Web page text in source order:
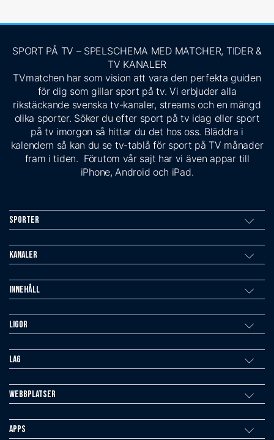
SPORT PÅ TV – SPELSCHEMA MED MATCHER, TIDER &
TV KANALER
TVmatchen har som vision att vara den perfekta guiden
för dig som gillar sport på tv. Vi erbjuder alla
rikstäckande svenska tv-kanaler, streams och en mängd
olika sporter. Söker du efter sport på tv idag eller sport
på tv imorgon så hittar du det hos oss. Bläddra i
kalendern så kan du se tv-tablå för sport på TV månader
fram i tiden. Förutom vår sajt har vi även appar till
iPhone, Android och iPad.
Sporter
Kanaler
Innehåll
Ligor
Lag
Webbplatser
Apps